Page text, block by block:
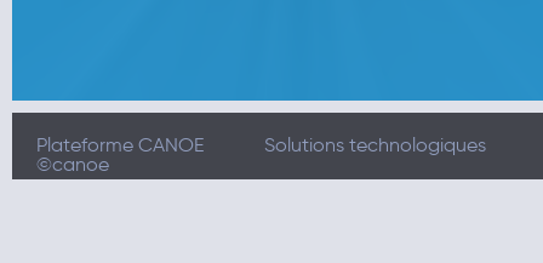
Plateforme CANOE
Solutions technologiques
©canoe